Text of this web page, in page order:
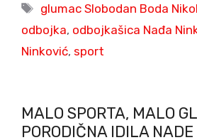
Tags
glumac Slobodan Boda
odbojka, odbojkašica Nađa
Ninković, sport
MALO SPORTA, MALO
PORODIČNA IDILA